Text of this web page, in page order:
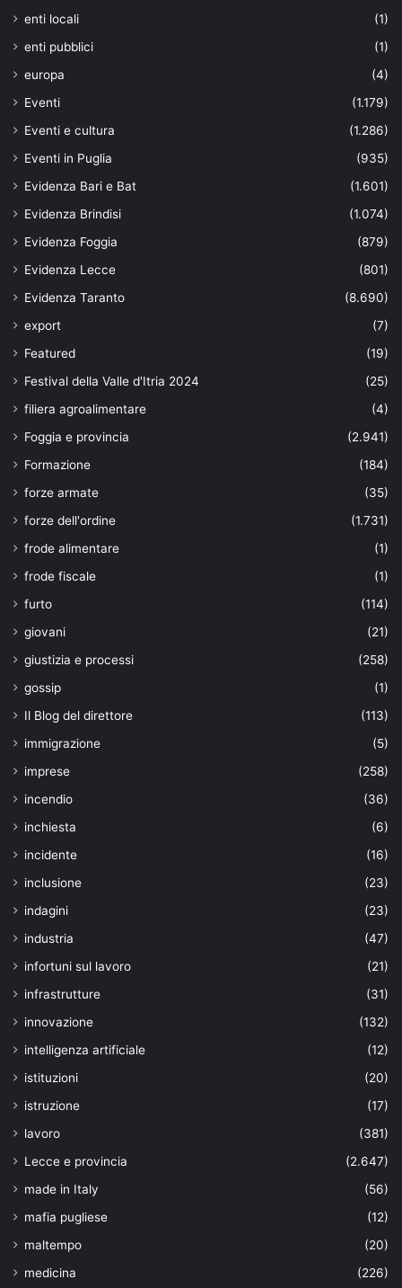
enti locali
(1)
enti pubblici
(1)
europa
(4)
Eventi
(1.179)
Eventi e cultura
(1.286)
Eventi in Puglia
(935)
Evidenza Bari e Bat
(1.601)
Evidenza Brindisi
(1.074)
Evidenza Foggia
(879)
Evidenza Lecce
(801)
Evidenza Taranto
(8.690)
export
(7)
Featured
(19)
Festival della Valle d'Itria 2024
(25)
filiera agroalimentare
(4)
Foggia e provincia
(2.941)
Formazione
(184)
forze armate
(35)
forze dell'ordine
(1.731)
frode alimentare
(1)
frode fiscale
(1)
furto
(114)
giovani
(21)
giustizia e processi
(258)
gossip
(1)
Il Blog del direttore
(113)
immigrazione
(5)
imprese
(258)
incendio
(36)
inchiesta
(6)
incidente
(16)
inclusione
(23)
indagini
(23)
industria
(47)
infortuni sul lavoro
(21)
infrastrutture
(31)
innovazione
(132)
intelligenza artificiale
(12)
istituzioni
(20)
istruzione
(17)
lavoro
(381)
Lecce e provincia
(2.647)
made in Italy
(56)
mafia pugliese
(12)
maltempo
(20)
medicina
(226)